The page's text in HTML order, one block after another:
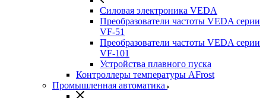
Силовая электроника VEDA
Преобразователи частоты VEDA серии
VF-51
Преобразователи частоты VEDA серии
VF-101
Устройства плавного пуска
Контроллеры температуры AFrost
Промышленная автоматика